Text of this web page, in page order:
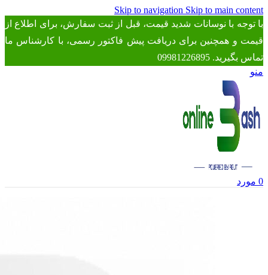
Skip to navigation Skip to main content
با توجه با نوسانات شدید قیمت، قبل از ثبت سفارش، برای اطلاع از
قیمت و همچنین برای دریافت پیش فاکتور رسمی، با کارشناس ما
تماس بگیرید. 09981226895
منو
0 مورد